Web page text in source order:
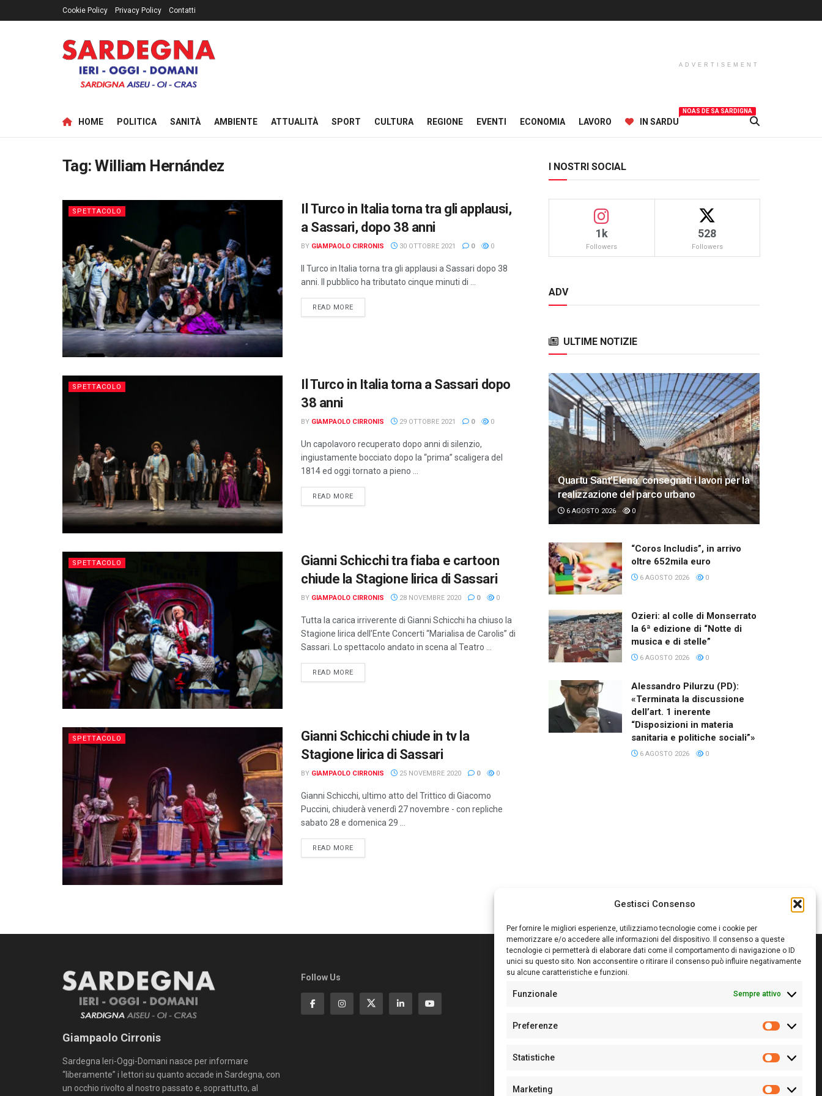
Gestisci Consenso
Per fornire le migliori esperienze, utilizziamo tecnologie come i cookie per
memorizzare e/o accedere alle informazioni del dispositivo. Il consenso a queste
tecnologie ci permetterà di elaborare dati come il comportamento di navigazione o ID
unici su questo sito. Non acconsentire o ritirare il consenso può influire negativamente
su alcune caratteristiche e funzioni.
Funzionale Sempre attivo
Preferenze
Statistiche
Statistiche
Marketing
Cookie Policy Privacy Policy Contatti
ADVERTISEMENT
HOME POLITICA SANITÀ AMBIENTE ATTUALITÀ SPORT CULTURA REGIONE EVENTI ECONOMIA LAVORO IN SARDU
NOAS DE SA SARDIGNA
Tag:William Hernández
SPETTACOLO
Il Turco in Italia torna tra gli applausi,
a Sassari, dopo 38 anni
BY GIAMPAOLO CIRRONIS 30 OTTOBRE 2021 0 0
Il Turco in Italia torna tra gli applausi a Sassari dopo 38
anni. Il pubblico ha tributato cinque minuti di ...
READ MOREDETAILS
SPETTACOLO
Il Turco in Italia torna a Sassari dopo
38 anni
BY GIAMPAOLO CIRRONIS 29 OTTOBRE 2021 0 0
Un capolavoro recuperato dopo anni di silenzio,
ingiustamente bocciato dopo la “prima” scaligera del
1814 ed oggi tornato a pieno ...
READ MOREDETAILS
SPETTACOLO
Gianni Schicchi tra fiaba e cartoon
chiude la Stagione lirica di Sassari
BY GIAMPAOLO CIRRONIS 28 NOVEMBRE 2020 0 0
Tutta la carica irriverente di Gianni Schicchi ha chiuso la
Stagione lirica dell’Ente Concerti “Marialisa de Carolis” di
Sassari. Lo spettacolo andato in scena al Teatro ...
READ MOREDETAILS
SPETTACOLO
Gianni Schicchi chiude in tv la
Stagione lirica di Sassari
BY GIAMPAOLO CIRRONIS 25 NOVEMBRE 2020 0 0
Gianni Schicchi, ultimo atto del Trittico di Giacomo
Puccini, chiuderà venerdì 27 novembre - con repliche
sabato 28 e domenica 29 ...
READ MOREDETAILS
I NOSTRI SOCIAL
1k
Followers
528
Followers
ADV
ULTIME NOTIZIE
Quartu Sant’Elena: consegnati i lavori per la
realizzazione del parco urbano
6 AGOSTO 2026 0
“Coros Includis”, in arrivo
oltre 652mila euro
6 AGOSTO 2026 0
Ozieri: al colle di Monserrato
la 6ª edizione di “Notte di
musica e di stelle”
6 AGOSTO 2026 0
Alessandro Pilurzu (PD):
«Terminata la discussione
dell’art. 1 inerente
“Disposizioni in materia
sanitaria e politiche sociali”»
6 AGOSTO 2026 0
Giampaolo Cirronis
Sardegna Ieri-Oggi-Domani nasce per informare
“liberamente” i lettori su quanto accade in Sardegna, con
un occhio rivolto al nostro passato e, soprattutto, al
Follow Us Editore:Giampaolo Cirronis Ditta individuale
Sede:
N° di iscrizione al ROC:
N° 128/2020 del 10/02/2020
Per la Pubblicità: